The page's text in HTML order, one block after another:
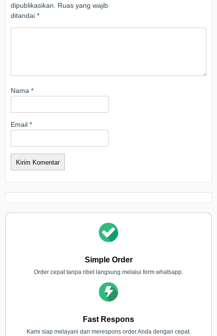
dipublikasikan.
Ruas yang wajib
ditandai*
Nama*
Email*
Simple Order
Order cepat tanpa ribet langsung melalui form whatsapp.
Fast Respons
Kami siap melayani dan merespons order Anda dengan cepat.